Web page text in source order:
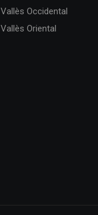
Vallès Occidental
Vallès Oriental